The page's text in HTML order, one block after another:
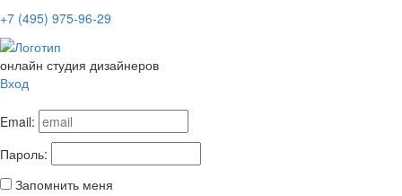
+7 (495) 975-96-29
онлайн студия дизайнеров
Вход
Email:
Пароль:
Запомнить меня